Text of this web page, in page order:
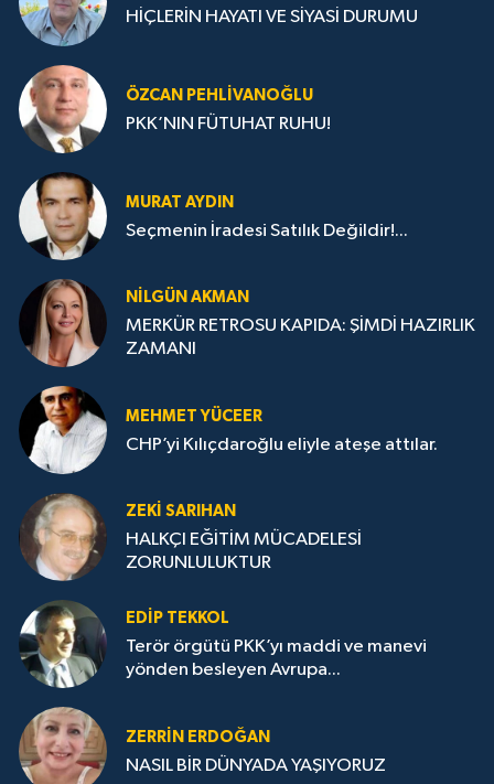
HİÇLERİN HAYATI VE SİYASİ DURUMU
ÖZCAN PEHLIVANOĞLU
PKK’NIN FÜTUHAT RUHU!
MURAT AYDIN
Seçmenin İradesi Satılık Değildir!...
NILGÜN AKMAN
MERKÜR RETROSU KAPIDA: ŞİMDİ HAZIRLIK
ZAMANI
MEHMET YÜCEER
CHP’yi Kılıçdaroğlu eliyle ateşe attılar.
ZEKI SARIHAN
HALKÇI EĞİTİM MÜCADELESİ
ZORUNLULUKTUR
EDIP TEKKOL
Terör örgütü PKK’yı maddi ve manevi
yönden besleyen Avrupa...
ZERRIN ERDOĞAN
NASIL BİR DÜNYADA YAŞIYORUZ